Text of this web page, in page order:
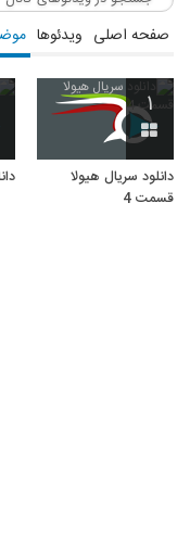
صفحه اصلی ویدئوها
۱
دانلود سریال هیولا
قسمت 4